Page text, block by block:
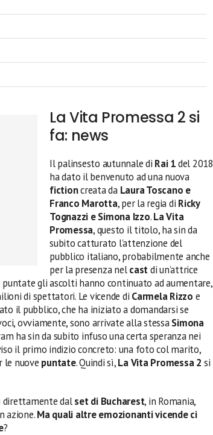
La Vita Promessa 2 si
fa: news
Il palinsesto autunnale di Rai 1del 2018
ha dato il benvenuto ad una nuova
fictioncreata da Laura Toscano e
Franco Marotta, per la regia di Ricky
Tognazzi e Simona Izzo.La Vita
Promessa, questo il titolo, ha sin da
subito catturato l’attenzione del
pubblico italiano, probabilmente anche
per la presenza nelcastdi un’attrice
puntate gli ascolti hanno continuato ad aumentare,
di spettatori. Le vicende di Carmela Rizzo e
il pubblico, che ha iniziato a domandarsi se
ovviamente, sono arrivate alla stessaSimona
ha sin da subito infuso una certa speranza nei
il primo indizio concreto: una foto col marito,
le nuove puntate. Quindi sì,La Vita Promessa 2 si
direttamente dalset di Bucharest, in Romania,
azione.Ma quali altre emozionanti vicende ci
?